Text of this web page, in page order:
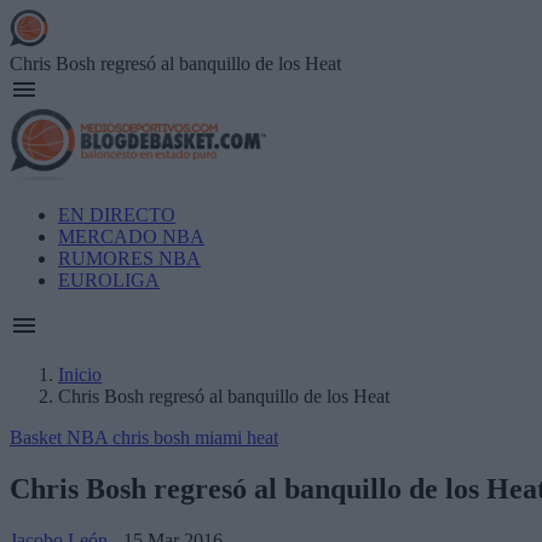
Skip
to
main
content
Chris Bosh regresó al banquillo de los Heat
Main
navigation
EN DIRECTO
MERCADO NBA
RUMORES NBA
EUROLIGA
Breadcrumb
Inicio
Chris Bosh regresó al banquillo de los Heat
Basket NBA chris bosh miami heat
Chris Bosh regresó al banquillo de los